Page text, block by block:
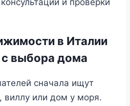
в Италии
с выбора дома
сначала ищут
виллу или дом у моря.